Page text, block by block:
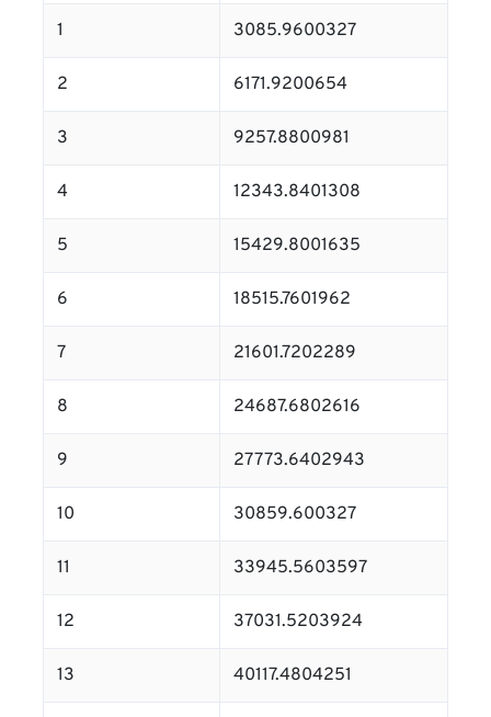
1 3085.9600327
2 6171.9200654
3 9257.8800981
4 12343.8401308
5 15429.8001635
6 18515.7601962
7 21601.7202289
8 24687.6802616
9 27773.6402943
10 30859.600327
11 33945.5603597
12 37031.5203924
13 40117.4804251